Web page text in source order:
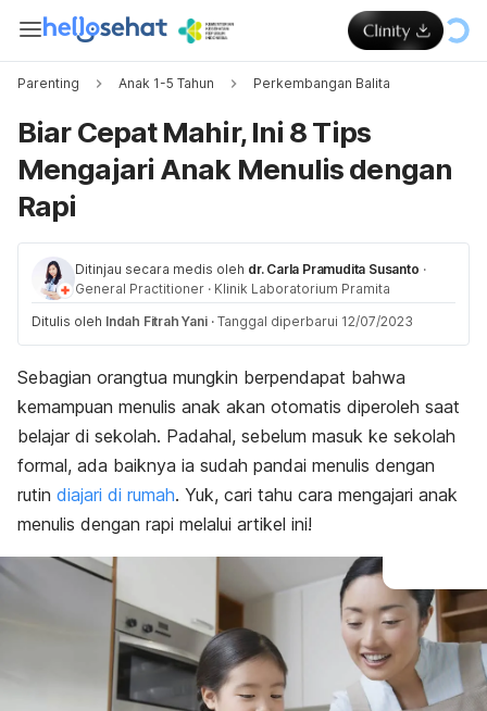
Parenting Anak 1-5 Tahun Perkembangan Balita
Biar Cepat Mahir, Ini 8 Tips
Mengajari Anak Menulis dengan
Rapi
Ditinjau secara medis oleh dr. Carla Pramudita Susanto ·
General Practitioner · Klinik Laboratorium Pramita
Ditulis oleh Indah Fitrah Yani · Tanggal diperbarui 12/07/2023
Sebagian orangtua mungkin berpendapat bahwa
kemampuan menulis anak akan otomatis diperoleh saat
belajar di sekolah. Padahal, sebelum masuk ke sekolah
formal, ada baiknya ia sudah pandai menulis dengan
rutin diajari di rumah. Yuk, cari tahu cara mengajari anak
menulis dengan rapi melalui artikel ini!